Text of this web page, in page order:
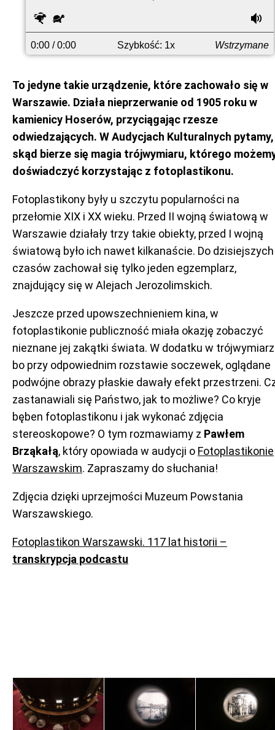
przodu
Szybciej
0:00 / 0:00 Szybkość: 1x Wstrzymane
To jedyne takie urządzenie, które zachowało się w
Warszawie. Działa nieprzerwanie od 1905 roku w
kamienicy Hoserów, przyciągając rzesze
odwiedzających. W Audycjach Kulturalnych pytamy,
skąd bierze się magia trójwymiaru, którego
doświadczyć korzystając z fotoplastikonu.
Fotoplastikony były u szczytu popularności na
przełomie XIX i XX wieku. Przed II wojną światową w
Warszawie działały trzy takie obiekty, przed I wojną
światową było ich nawet kilkanaście. Do dzisiejszych
czasów zachował się tylko jeden egzemplarz,
znajdujący się w Alejach Jerozolimskich.
Jeszcze przed upowszechnieniem kina, w
fotoplastikonie publiczność miała okazję zobaczyć
nieznane jej zakątki świata. W dodatku w
bo przy odpowiednim rozstawie soczewek, oglądane
podwójne obrazy płaskie dawały efekt przestrzeni.
zastanawiali się Państwo, jak to możliwe? Co kryje
bęben fotoplastikonu i jak wykonać zdjęcia
stereoskopowe? O tym rozmawiamy z Pawłem
Brząkałą, który opowiada w audycji o Fotoplastikonie
Warszawskim. Zapraszamy do słuchania!
Zdjęcia dzięki uprzejmości Muzeum Powstania
Warszawskiego.
Fotoplastikon Warszawski. 117 lat historii –
transkrypcja podcastu